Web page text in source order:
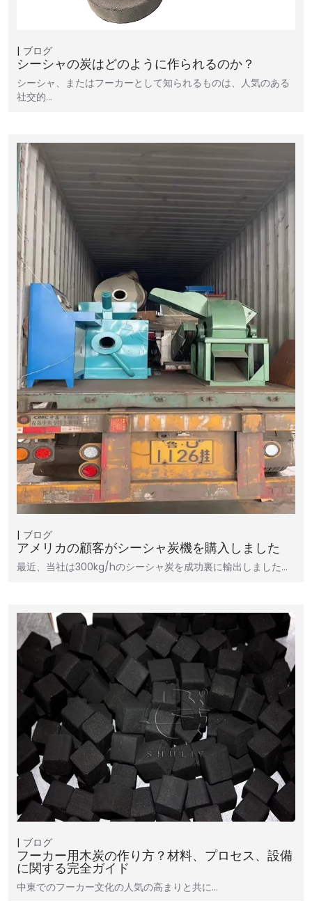
ブログ
シーシャの炭はどのように作られるのか？
シーシャ、またはフーカーとして知られるものは、人気のある
社交的…
ブログ
アメリカの顧客がシーシャ炭機を購入しました
最近、当社は300kg/hのシーシャ炭を成功裏に輸出しました…
ブログ
フーカー用木炭の作り方？材料、プロセス、設備
に関する完全ガイド
中東でのフーカー文化の人気の高まりと共に…